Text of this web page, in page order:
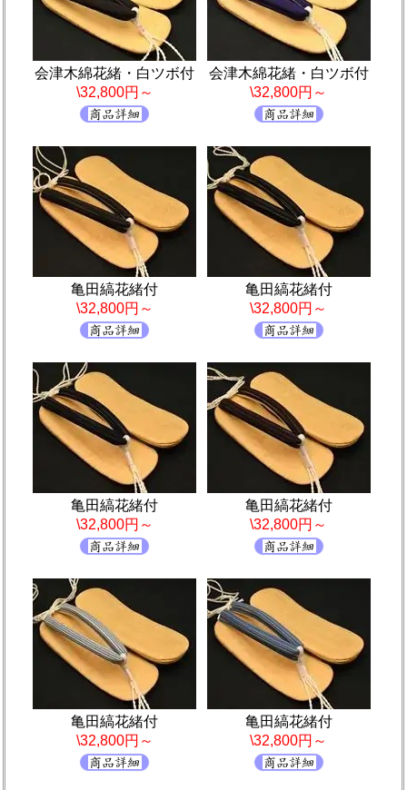
会津木綿花緒・白ツボ付
\32,800円～
会津木綿花緒・白ツボ付
\32,800円～
亀田縞花緒付
\32,800円～
亀田縞花緒付
\32,800円～
亀田縞花緒付
\32,800円～
亀田縞花緒付
\32,800円～
亀田縞花緒付
\32,800円～
亀田縞花緒付
\32,800円～